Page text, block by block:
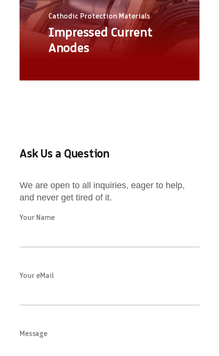
Cathodic Protection Materials
Impressed Current
Anodes
Ask Us a Question
We are open to all inquiries, eager to help,
and never get tired of it.
Your Name
Your eMail
Message